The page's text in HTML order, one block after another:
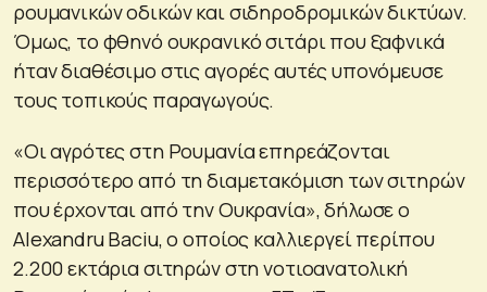
ρουμανικών οδικών και σιδηροδρομικών δικτύων.
Όμως, το φθηνό ουκρανικό σιτάρι που ξαφνικά
ήταν διαθέσιμο στις αγορές αυτές υπονόμευσε
τους τοπικούς παραγωγούς.
«Οι αγρότες στη Ρουμανία επηρεάζονται
περισσότερο από τη διαμετακόμιση των σιτηρών
που έρχονται από την Ουκρανία», δήλωσε ο
Alexandru Baciu, ο οποίος καλλιεργεί περίπου
2.200 εκτάρια σιτηρών στη νοτιοανατολική